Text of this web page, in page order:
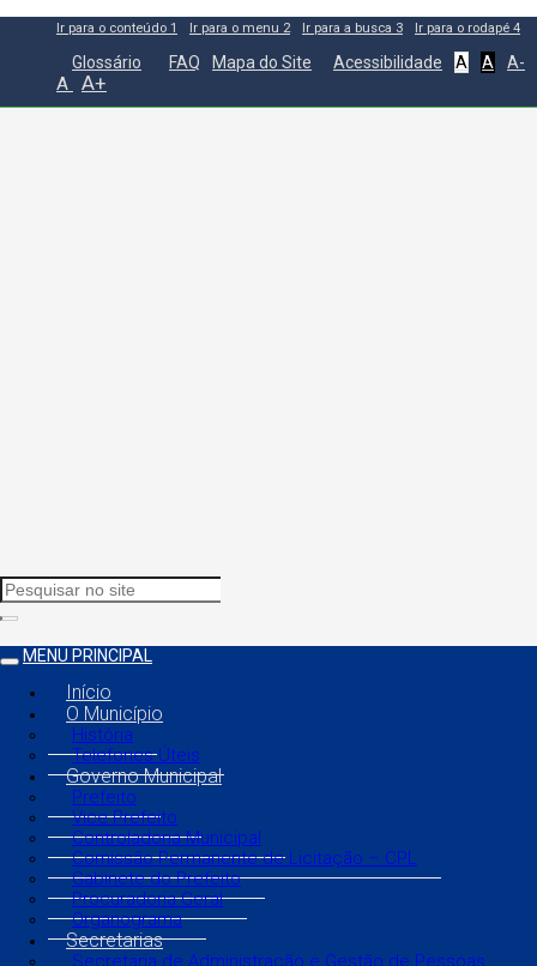
Ir para o conteúdo 1 Ir para o menu 2 Ir para a busca 3 Ir para o rodapé 4
Glossário FAQ Mapa do Site Acessibilidade A A A-
A A+
MENU PRINCIPAL
Início
O Município
História
Telefones Úteis
Governo Municipal
Prefeito
Vice Prefeito
Controladoria Municipal
Comissão Permanente de Licitação – CPL
Gabinete do Prefeito
Procuradoria Geral
Organograma
Secretarias
Secretaria de Administração e Gestão de Pessoas